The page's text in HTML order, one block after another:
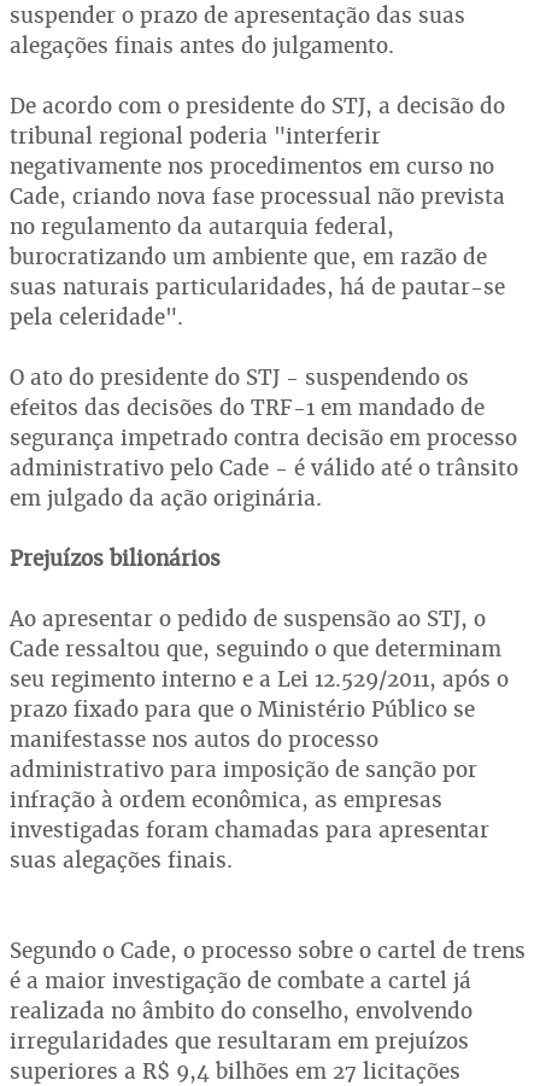
suspender o prazo de apresentação das suas
alegações finais antes do julgamento.
De acordo com o presidente do STJ, a decisão do
tribunal regional poderia "interferir
negativamente nos procedimentos em curso no
Cade, criando nova fase processual não prevista
no regulamento da autarquia federal,
burocratizando um ambiente que, em razão de
suas naturais particularidades, há de pautar-se
pela celeridade".
O ato do presidente do STJ - suspendendo os
efeitos das decisões do TRF-1 em mandado de
segurança impetrado contra decisão em processo
administrativo pelo Cade - é válido até o trânsito
em julgado da ação originária.
Prejuízos bilionários
Ao apresentar o pedido de suspensão ao STJ, o
Cade ressaltou que, seguindo o que determinam
seu regimento interno e a Lei 12.529/2011, após o
prazo fixado para que o Ministério Público se
manifestasse nos autos do processo
administrativo para imposição de sanção por
infração à ordem econômica, as empresas
investigadas foram chamadas para apresentar
suas alegações finais.
Segundo o Cade, o processo sobre o cartel de trens
é a maior investigação de combate a cartel já
realizada no âmbito do conselho, envolvendo
irregularidades que resultaram em prejuízos
superiores a R$ 9,4 bilhões em 27 licitações